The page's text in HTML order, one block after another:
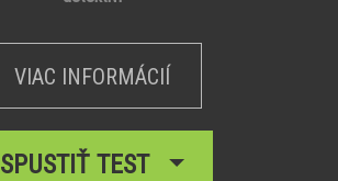
VIAC INFORMÁCIÍ
SPUSTIŤ TEST